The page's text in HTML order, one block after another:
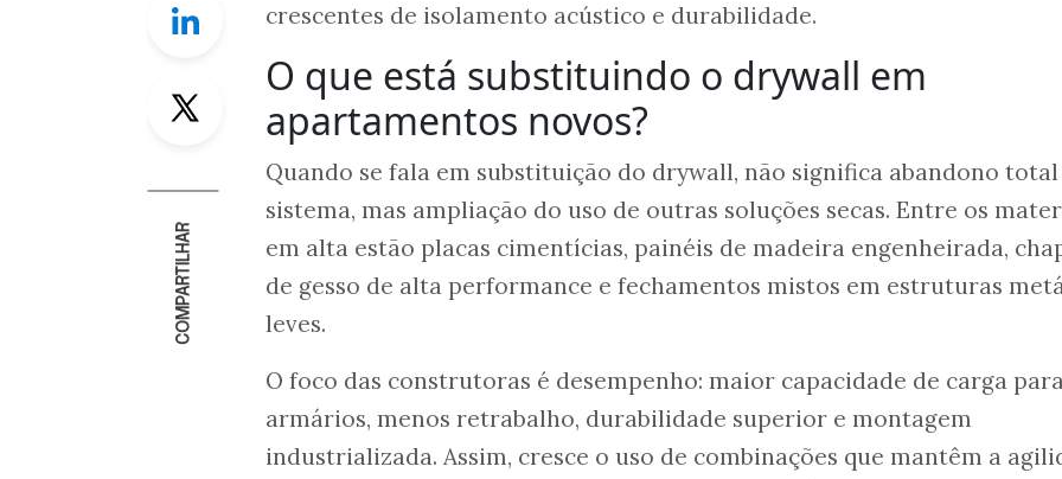
Twitter
COMPARTILHAR
crescentes de isolamento acústico e durabilidade.
O que está substituindo o drywall em
apartamentos novos?
Quando se fala em substituição do drywall, não significa abandono
sistema, mas ampliação do uso de outras soluções secas. Entre os
em alta estão placas cimentícias, painéis de madeira engenheirada,
de gesso de alta performance e fechamentos mistos em estruturas
leves.
O foco das construtoras é desempenho: maior capacidade de carga
armários, menos retrabalho, durabilidade superior e montagem
industrializada. Assim, cresce o uso de combinações que mantêm a